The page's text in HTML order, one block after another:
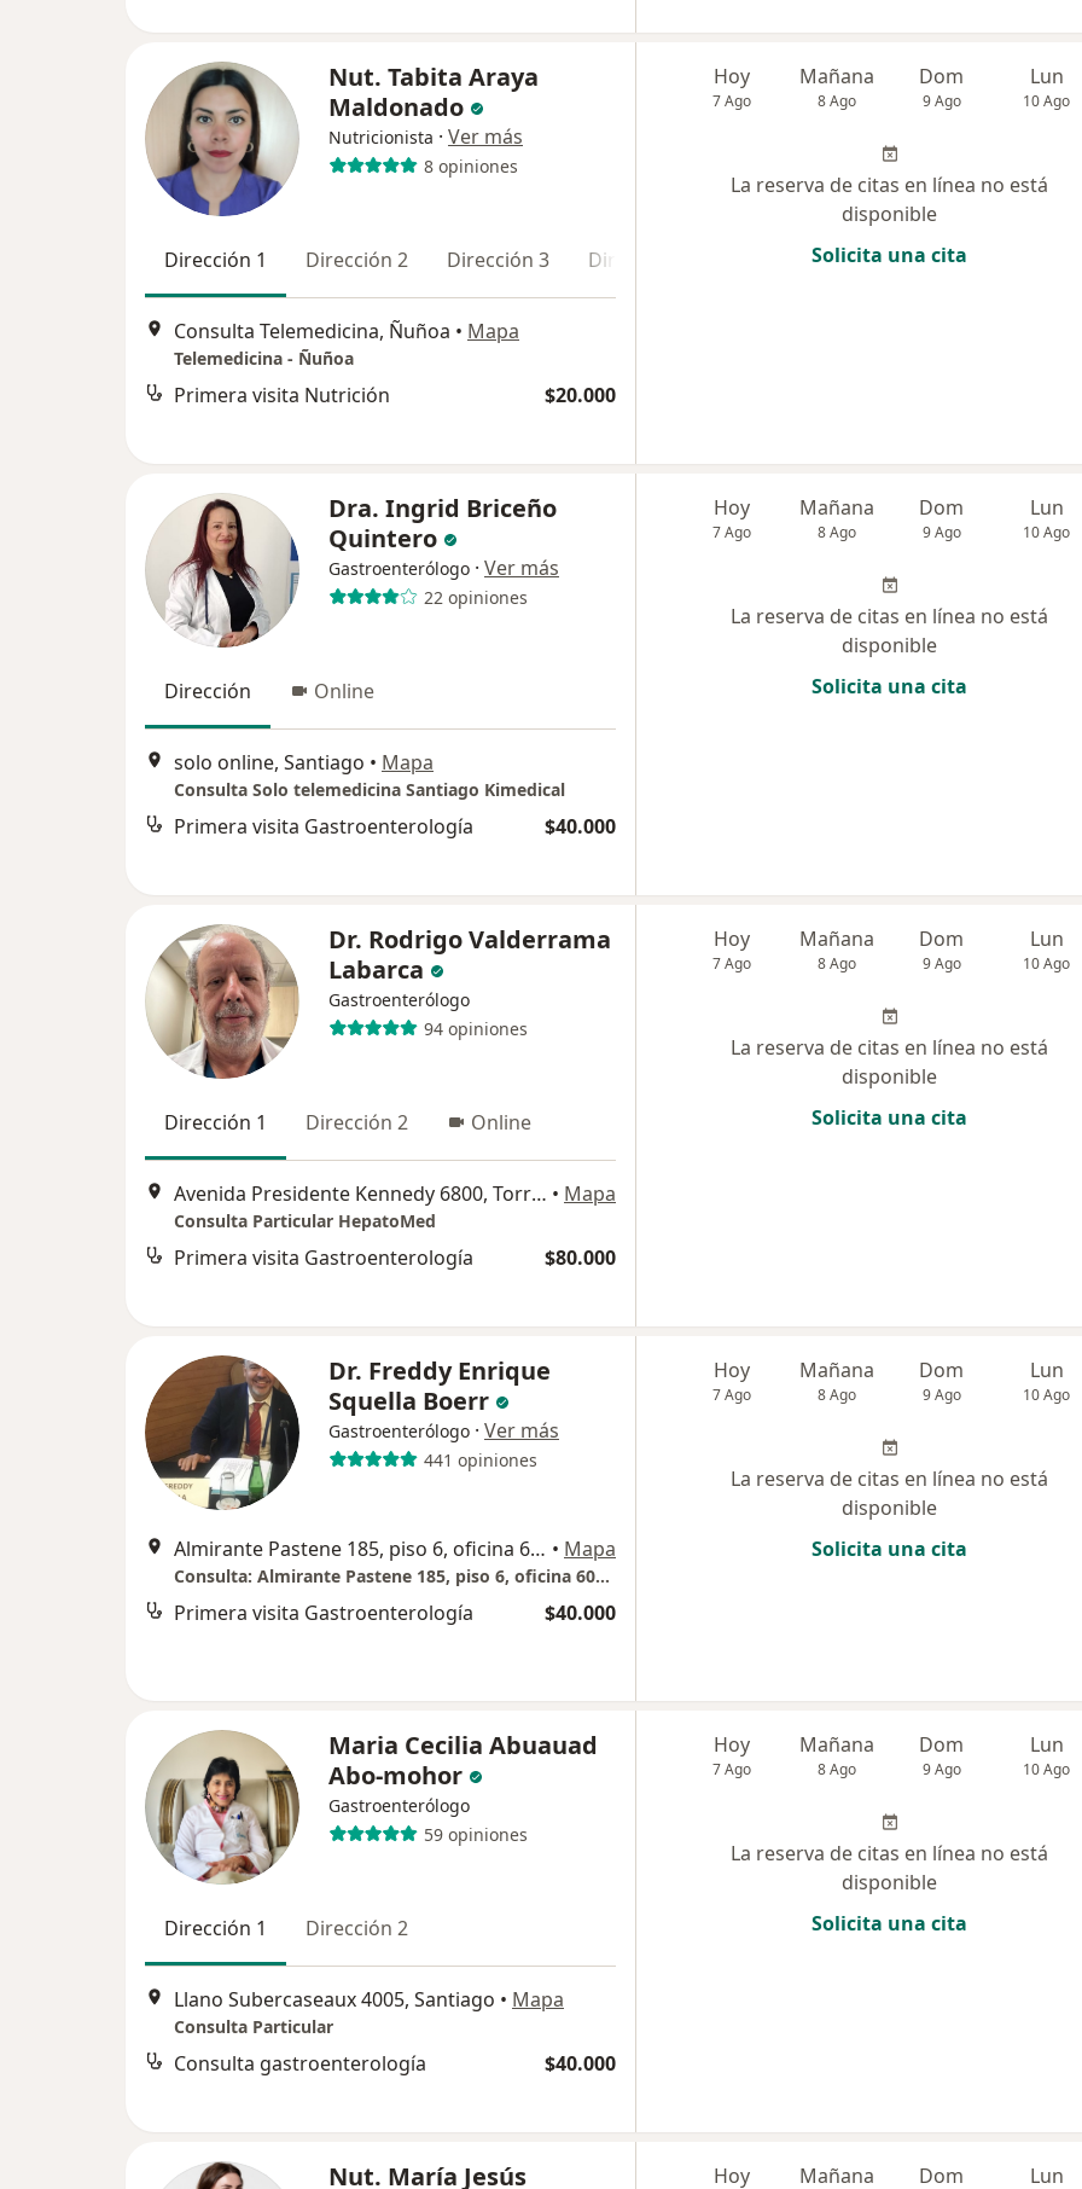
Nut. Tabita Araya
Maldonado
Nutricionista · Ver más
8 opiniones
Dirección 1 Dirección 2 Dirección 3 Dirección 4 Online
Consulta Telemedicina, Ñuñoa • Mapa
Telemedicina - Ñuñoa
Primera visita Nutrición $20.000
Hoy
7 Ago
Mañana
8 Ago
Dom
9 Ago
Lun
10 Ago
La reserva de citas en línea no está
disponible
Solicita una cita
Dra. Ingrid Briceño
Quintero
Gastroenterólogo · Ver más
22 opiniones
Dirección Online
solo online, Santiago • Mapa
Consulta Solo telemedicina Santiago Kimedical
Primera visita Gastroenterología $40.000
Hoy
7 Ago
Mañana
8 Ago
Dom
9 Ago
Lun
10 Ago
La reserva de citas en línea no está
disponible
Solicita una cita
Dr. Rodrigo Valderrama
Labarca
Gastroenterólogo
94 opiniones
Dirección 1 Dirección 2 Online
Avenida Presidente Kennedy 6800, Torre B, Of 314-B, Vitacura • Mapa
Consulta Particular HepatoMed
Primera visita Gastroenterología $80.000
Hoy
7 Ago
Mañana
8 Ago
Dom
9 Ago
Lun
10 Ago
La reserva de citas en línea no está
disponible
Solicita una cita
Dr. Freddy Enrique
Squella Boerr
Gastroenterólogo · Ver más
441 opiniones
Almirante Pastene 185, piso 6, oficina 604 Providencia, Providencia • Mapa
Consulta: Almirante Pastene 185, piso 6, oficina 604 Providencia
Primera visita Gastroenterología $40.000
Hoy
7 Ago
Mañana
8 Ago
Dom
9 Ago
Lun
10 Ago
La reserva de citas en línea no está
disponible
Solicita una cita
Maria Cecilia Abuauad
Abo-mohor
Gastroenterólogo
59 opiniones
Dirección 1 Dirección 2
Llano Subercaseaux 4005, Santiago • Mapa
Consulta Particular
Consulta gastroenterología $40.000
Hoy
7 Ago
Mañana
8 Ago
Dom
9 Ago
Lun
10 Ago
La reserva de citas en línea no está
disponible
Solicita una cita
Nut. María Jesús Hoy Mañana Dom Lun